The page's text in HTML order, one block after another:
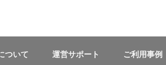
ついて 運営サポート ご利用事例